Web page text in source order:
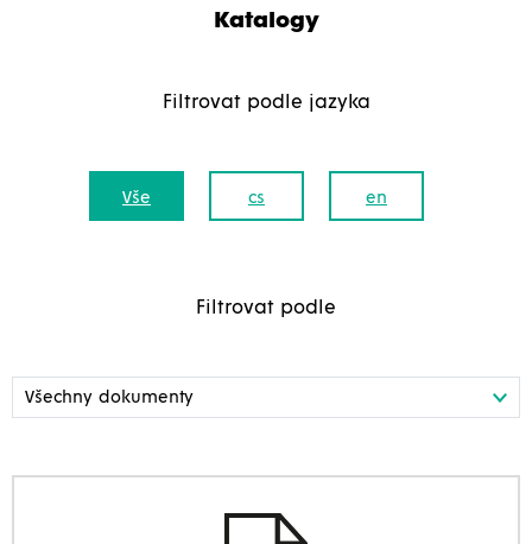
Katalogy
Filtrovat podle jazyka
Vše cs en
Filtrovat podle